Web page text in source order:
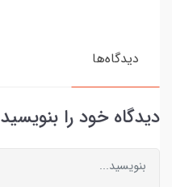
دیدگاه‌ها
دیدگاه خود را بنویسید